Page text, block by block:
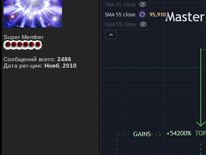
Super Member
Сообщений всего: 2486
Дата рег-ции: Нояб. 2010